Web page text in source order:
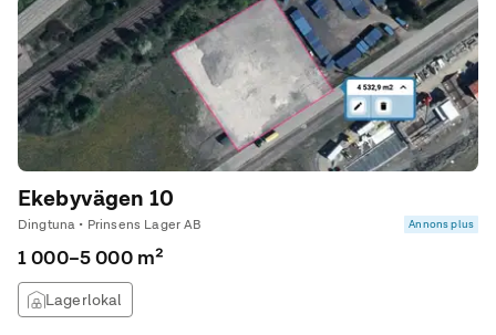
Ekebyvägen 10
Dingtuna • Prinsens Lager AB Annons plus
1 000–5 000 m²
Lagerlokal